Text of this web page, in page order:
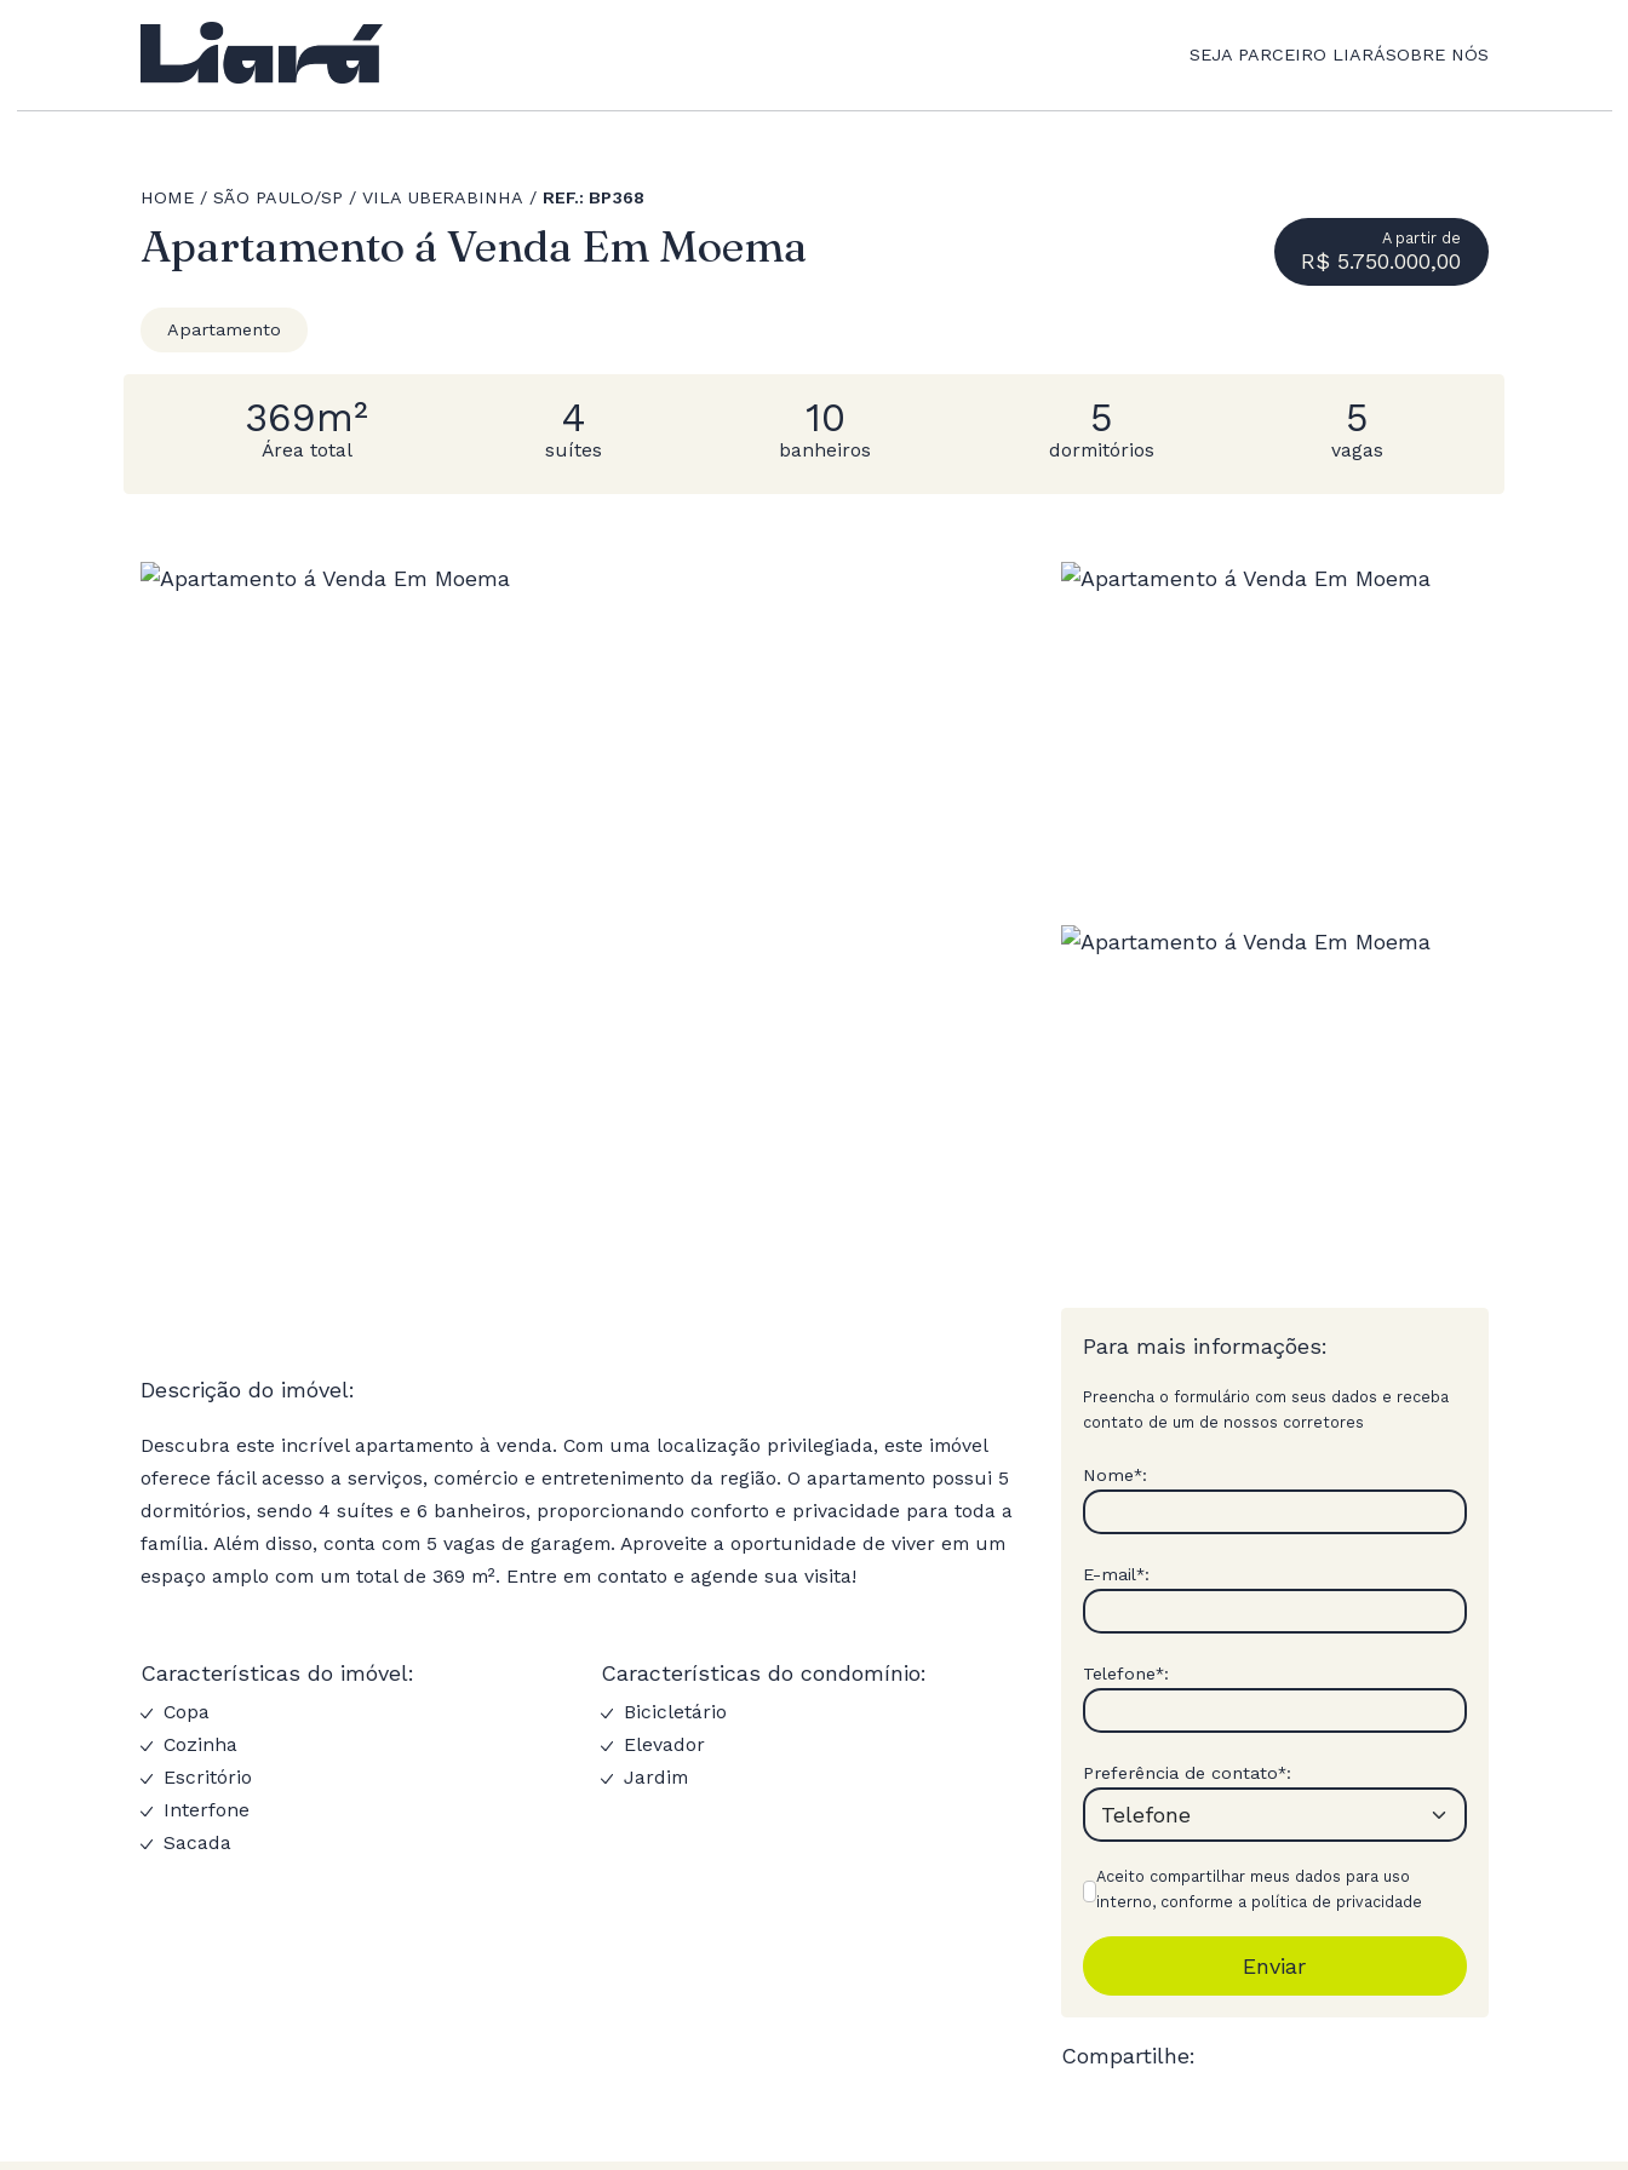
SEJA PARCEIRO LIARÁSOBRE NÓS
HOME SÃO PAULO/SP VILA UBERABINHA REF.: BP368
Apartamento á Venda Em Moema A partir de
R$ 5.750.000,00
Apartamento
369m²
Área total
4
suítes
10
banheiros
5
dormitórios
5
vagas
Descrição do imóvel:
Descubra este incrível apartamento à venda. Com uma localização privilegiada, este imóvel
oferece fácil acesso a serviços, comércio e entretenimento da região. O apartamento possui 5
dormitórios, sendo 4 suítes e 6 banheiros, proporcionando conforto e privacidade para toda a
família. Além disso, conta com 5 vagas de garagem. Aproveite a oportunidade de viver em um
espaço amplo com um total de 369 m². Entre em contato e agende sua visita!
Características do imóvel:
Copa
Cozinha
Escritório
Interfone
Sacada
Características do condomínio:
Bicicletário
Elevador
Jardim
Para mais informações:
Preencha o formulário com seus dados e receba
contato de um de nossos corretores
Nome*:
E-mail*:
Telefone*:
Preferência de contato*:
Aceito compartilhar meus dados para uso
interno, conforme a política de privacidade
Enviar
Compartilhe: